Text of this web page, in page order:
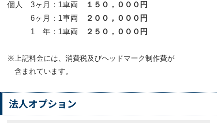
個人 3ヶ月：1車両
１５０，０００円
6ヶ月：1車両
２００，０００円
1 年：1車両
２５０，０００円
※上記料金には、消費税及びヘッドマーク制作費が
含まれています。
法人オプション